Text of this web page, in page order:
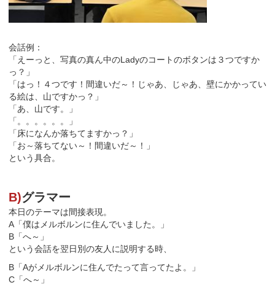
会話例：
「えーっと、写真の真ん中のLadyのコートのボタンは３つですか
っ？」
「はっ！４つです！間違いだ～！じゃあ、じゃあ、壁にかかってい
る絵は、山ですかっ？」
「あ、山です。」
「。。。。。。」
「床になんか落ちてますかっ？」
「お～落ちてない～！間違いだ～！」
という具合。
B)グラマー
本日のテーマは間接表現。
A「僕はメルボルンに住んでいました。」
B「へ～」
という会話を翌日別の友人に説明する時、
B「Aがメルボルンに住んでたって言ってたよ。」
C「へ～」